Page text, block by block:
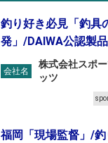
釣り好き必見「釣具
発」/DAIWA公認製
会社名
株式会社スポ
ッツ
福岡「現場監督」/